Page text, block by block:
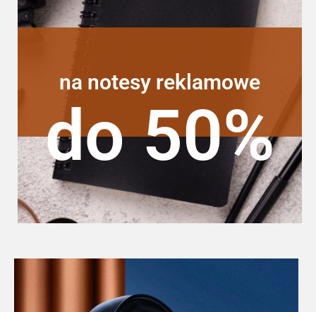
na notesy reklamowe
do 50%